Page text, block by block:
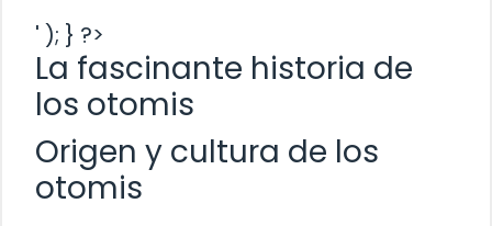
' ); } ?>
La fascinante historia de
los otomis
Origen y cultura de los
otomis